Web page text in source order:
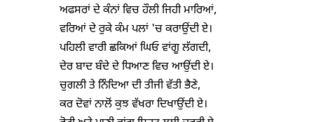
ਅਫਸਰਾਂ ਦੇ ਕੰਨਾਂ ਵਿਚ ਹੌਲੀ ਜਿਹੀ ਮਾਰਿਆਂ,
ਵਰਿਆਂ ਦੇ ਰੁਕੇ ਕੰਮ ਪਲਾਂ 'ਚ ਕਰਾਉਂਦੀ ਏ।
ਪਹਿਲੀ ਵਾਰੀ ਛਕਿਆਂ ਘਿਓ ਵਾਂਗੂ ਲੱਗਦੀ,
ਦੇਰ ਬਾਦ ਬੰਦੇ ਦੇ ਧਿਆਣ ਵਿਚ ਆਉਂਦੀ ਏ।
ਚੁਗਲੀ ਤੇ ਨਿੰਦਿਆ ਦੀ ਤੀਜੀ ਵੱਤੀ ਭੈਣੇ,
ਕਰ ਦੋਵਾਂ ਨਾਲੋਂ ਕੁਝ ਵੱਖਰਾ ਦਿਖਾਉਂਦੀ ਏ।